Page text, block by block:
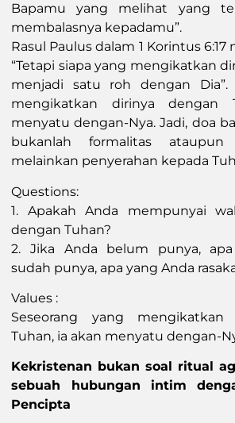
Bapamu yang melihat yang
membalasnya kepadamu”.
Rasul Paulus dalam 1 Korintus
“Tetapi siapa yang mengikatkan
menjadi satu roh dengan Dia”.
mengikatkan dirinya dengan
menyatu dengan-Nya. Jadi, doa
bukanlah formalitas
melainkan penyerahan kepada
Questions:
1. Apakah Anda mempunyai
dengan Tuhan?
2. Jika Anda belum punya, apa
sudah punya, apa yang Anda
Values :
Seseorang yang
Tuhan, ia akan menyatu dengan-
Kekristenan bukan soal ritual
sebuah hubungan intim
Pencipta